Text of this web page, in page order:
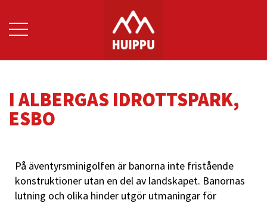
I ALBERGAS IDROTTSPARK,
ESBO
På äventyrsminigolfen är banorna inte fristående
konstruktioner utan en del av landskapet. Banornas
lutning och olika hinder utgör utmaningar för